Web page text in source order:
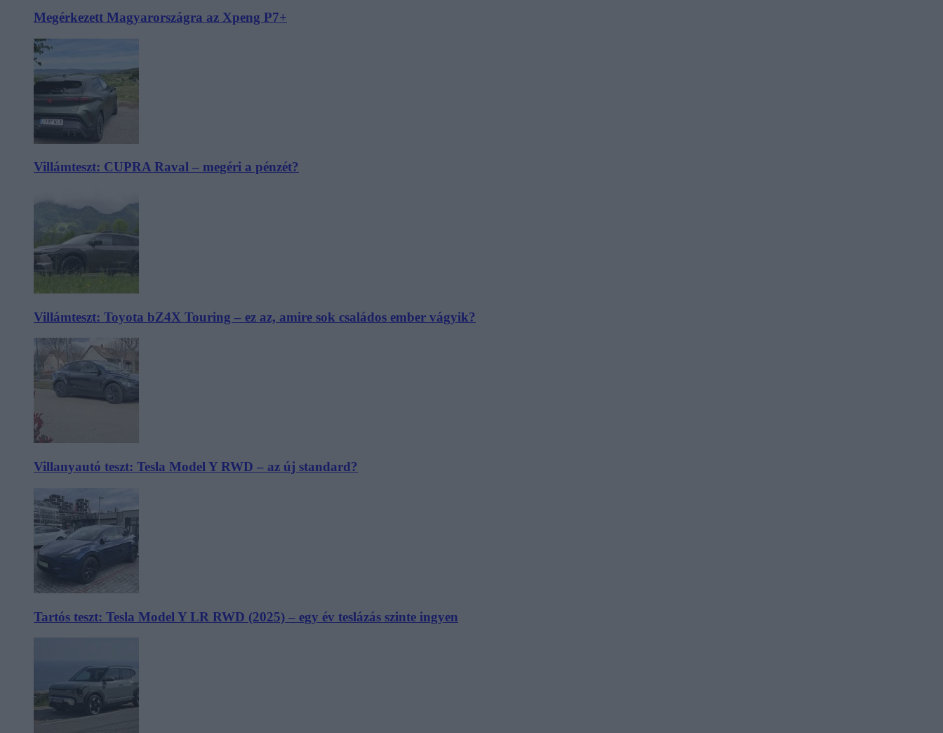
Megérkezett Magyarországra az Xpeng P7+
Villámteszt: CUPRA Raval – megéri a pénzét?
Villámteszt: Toyota bZ4X Touring – ez az, amire sok családos ember vágyik?
Villanyautó teszt: Tesla Model Y RWD – az új standard?
Tartós teszt: Tesla Model Y LR RWD (2025) – egy év teslázás szinte ingyen